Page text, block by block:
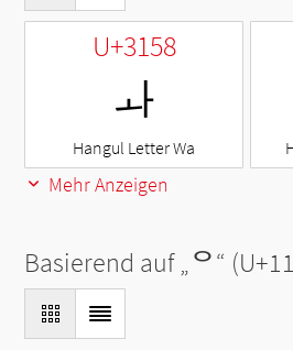
U+3158
ㅘ
Hangul Letter Wa
Mehr Anzeigen
Basierend auf „ᄋ“